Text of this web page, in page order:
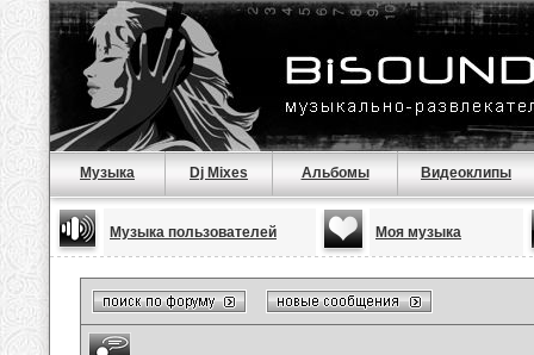
Музыка Dj Mixes Альбомы Видеоклипы
Музыка пользователей Моя музыка